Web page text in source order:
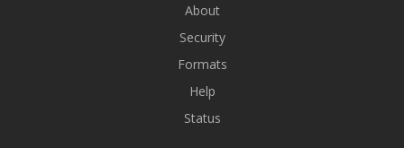
About
Security
Formats
Help
Status